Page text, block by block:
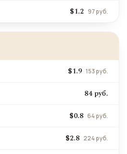
$1.2 97 руб.
$1.9 153 руб.
84 руб.
$0.8 64 руб.
$2.8 224 руб.